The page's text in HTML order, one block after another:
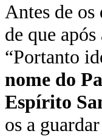
Antes de
de que
“Portanto
nome do
Espírito
os a